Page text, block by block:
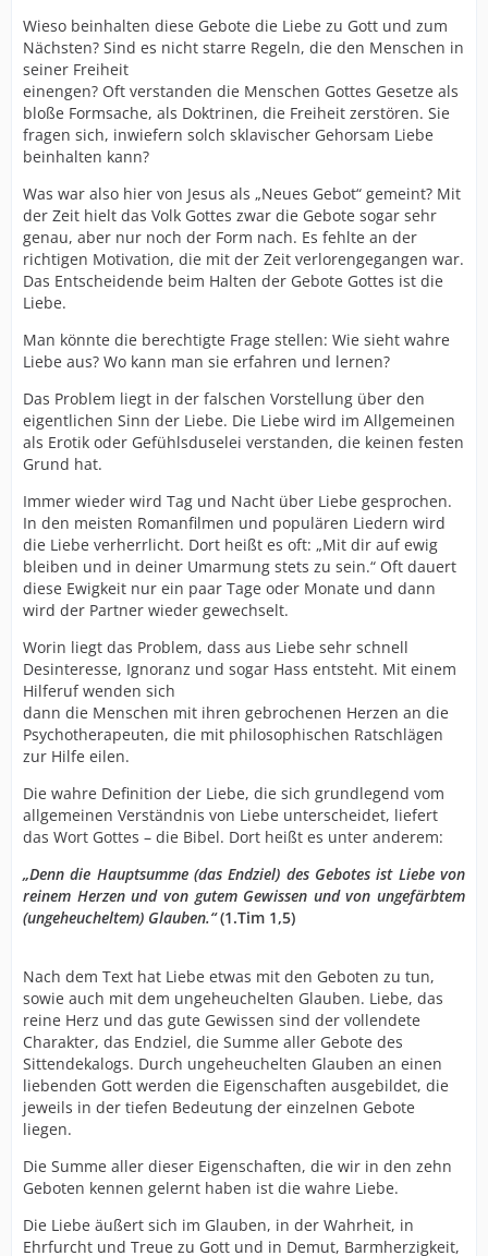
Wieso beinhalten diese Gebote die Liebe zu Gott und zum
Nächsten? Sind es nicht starre Regeln, die den Menschen in
seiner Freiheit
einengen? Oft verstanden die Menschen Gottes Gesetze als
bloße Formsache, als Doktrinen, die Freiheit zerstören. Sie
fragen sich, inwiefern solch sklavischer Gehorsam Liebe
beinhalten kann?
Was war also hier von Jesus als „Neues Gebot“ gemeint? Mit
der Zeit hielt das Volk Gottes zwar die Gebote sogar sehr
genau, aber nur noch der Form nach. Es fehlte an der
richtigen Motivation, die mit der Zeit verlorengegangen war.
Das Entscheidende beim Halten der Gebote Gottes ist die
Liebe.
Man könnte die berechtigte Frage stellen: Wie sieht wahre
Liebe aus? Wo kann man sie erfahren und lernen?
Das Problem liegt in der falschen Vorstellung über den
eigentlichen Sinn der Liebe. Die Liebe wird im Allgemeinen
als Erotik oder Gefühlsduselei verstanden, die keinen festen
Grund hat.
Immer wieder wird Tag und Nacht über Liebe gesprochen.
In den meisten Romanfilmen und populären Liedern wird
die Liebe verherrlicht. Dort heißt es oft: „Mit dir auf ewig
bleiben und in deiner Umarmung stets zu sein.“ Oft dauert
diese Ewigkeit nur ein paar Tage oder Monate und dann
wird der Partner wieder gewechselt.
Worin liegt das Problem, dass aus Liebe sehr schnell
Desinteresse, Ignoranz und sogar Hass entsteht. Mit einem
Hilferuf wenden sich
dann die Menschen mit ihren gebrochenen Herzen an die
Psychotherapeuten, die mit philosophischen Ratschlägen
zur Hilfe eilen.
Die wahre Definition der Liebe, die sich grundlegend vom
allgemeinen Verständnis von Liebe unterscheidet, liefert
das Wort Gottes – die Bibel. Dort heißt es unter anderem:
„Denn die Hauptsumme (das Endziel) des Gebotes ist Liebe von
reinem Herzen und von gutem Gewissen und von ungefärbtem
(ungeheucheltem) Glauben.“(1.Tim 1,5)
Nach dem Text hat Liebe etwas mit den Geboten zu tun,
sowie auch mit dem ungeheuchelten Glauben. Liebe, das
reine Herz und das gute Gewissen sind der vollendete
Charakter, das Endziel, die Summe aller Gebote des
Sittendekalogs. Durch ungeheuchelten Glauben an einen
liebenden Gott werden die Eigenschaften ausgebildet, die
jeweils in der tiefen Bedeutung der einzelnen Gebote
liegen.
Die Summe aller dieser Eigenschaften, die wir in den zehn
Geboten kennen gelernt haben ist die wahre Liebe.
Die Liebe äußert sich im Glauben, in der Wahrheit, in
Ehrfurcht und Treue zu Gott und in Demut, Barmherzigkeit,